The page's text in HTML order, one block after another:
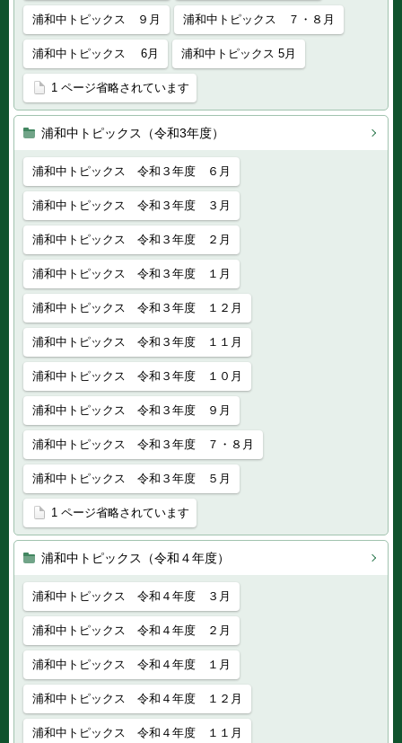
浦和中トピックス ９月 浦和中トピックス ７・８月
浦和中トピックス 6月 浦和中トピックス 5月
1 ページ省略されています
浦和中トピックス（令和3年度）
浦和中トピックス 令和３年度 ６月
浦和中トピックス 令和３年度 ３月
浦和中トピックス 令和３年度 ２月
浦和中トピックス 令和３年度 １月
浦和中トピックス 令和３年度 １２月
浦和中トピックス 令和３年度 １１月
浦和中トピックス 令和３年度 １０月
浦和中トピックス 令和３年度 ９月
浦和中トピックス 令和３年度 ７・８月
浦和中トピックス 令和３年度 ５月
1 ページ省略されています
浦和中トピックス（令和４年度）
浦和中トピックス 令和４年度 ３月
浦和中トピックス 令和４年度 ２月
浦和中トピックス 令和４年度 １月
浦和中トピックス 令和４年度 １２月
浦和中トピックス 令和４年度 １１月